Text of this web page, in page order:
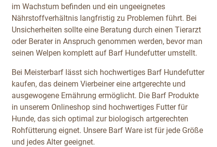
im Wachstum befinden und ein ungeeignetes
Nährstoffverhältnis langfristig zu Problemen führt. Bei
Unsicherheiten sollte eine Beratung durch einen Tierarzt
oder Berater in Anspruch genommen werden, bevor man
seinen Welpen komplett auf Barf Hundefutter umstellt.
Bei Meisterbarf lässt sich hochwertiges Barf Hundefutter
kaufen, das deinem Vierbeiner eine artgerechte und
ausgewogene Ernährung ermöglicht. Die Barf Produkte
in unserem Onlineshop sind hochwertiges Futter für
Hunde, das sich optimal zur biologisch artgerechten
Rohfütterung eignet. Unsere Barf Ware ist für jede Größe
und jedes Alter geeignet.